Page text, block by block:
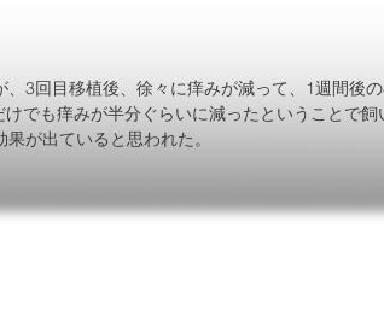
3回目移植後、徐々に痒みが減って、1週間後
でも痒みが半分ぐらいに減ったということで飼
が出ていると思われた。